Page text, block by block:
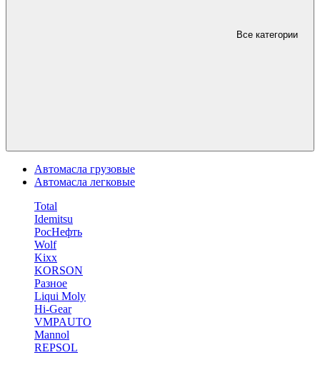
Все категории
Автомасла грузовые
Автомасла легковые
Total
Idemitsu
РосНефть
Wolf
Kixx
KORSON
Разное
Liqui Moly
Hi-Gear
VMPAUTO
Mannol
REPSOL